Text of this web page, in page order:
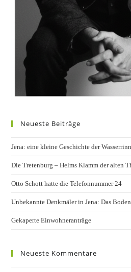
Neueste Beiträge
Jena: eine kleine Geschichte der
Die Tretenburg – Helms Klamm der alten
Otto Schott hatte die Telefonnummer 24
Unbekannte Denkmäler in Jena: Das
Gekaperte Einwohneranträge
Neueste Kommentare